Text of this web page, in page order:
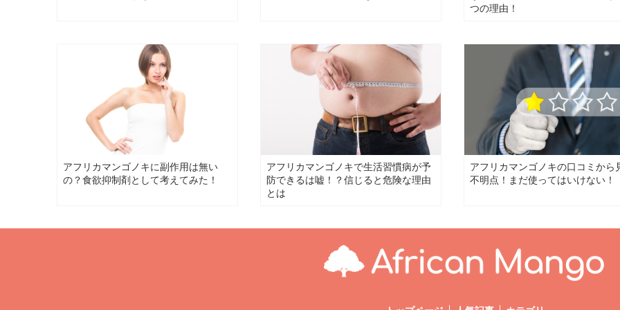
つの理由！
アフリカマンゴノキに副作用は無い
の？食欲抑制剤として考えてみた！
アフリカマンゴノキで生活習慣病が予
防できるは嘘！？信じると危険な理由
とは
アフリカマンゴノキの口コミから
不明点！まだ使ってはいけない！